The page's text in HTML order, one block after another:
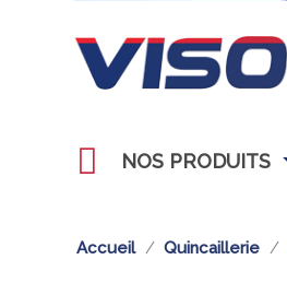
NOS PRODUITS
Accueil Quincaillerie